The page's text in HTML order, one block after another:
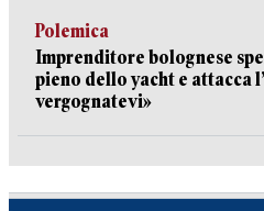
Polemica
Imprenditore bolognese
pieno dello yacht e attacca
vergognatevi»